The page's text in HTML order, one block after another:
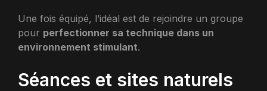
Une fois équipé, l’idéal est de rejoindre un groupe
pour perfectionner sa technique dans un
environnement stimulant.
Séances et sites naturels